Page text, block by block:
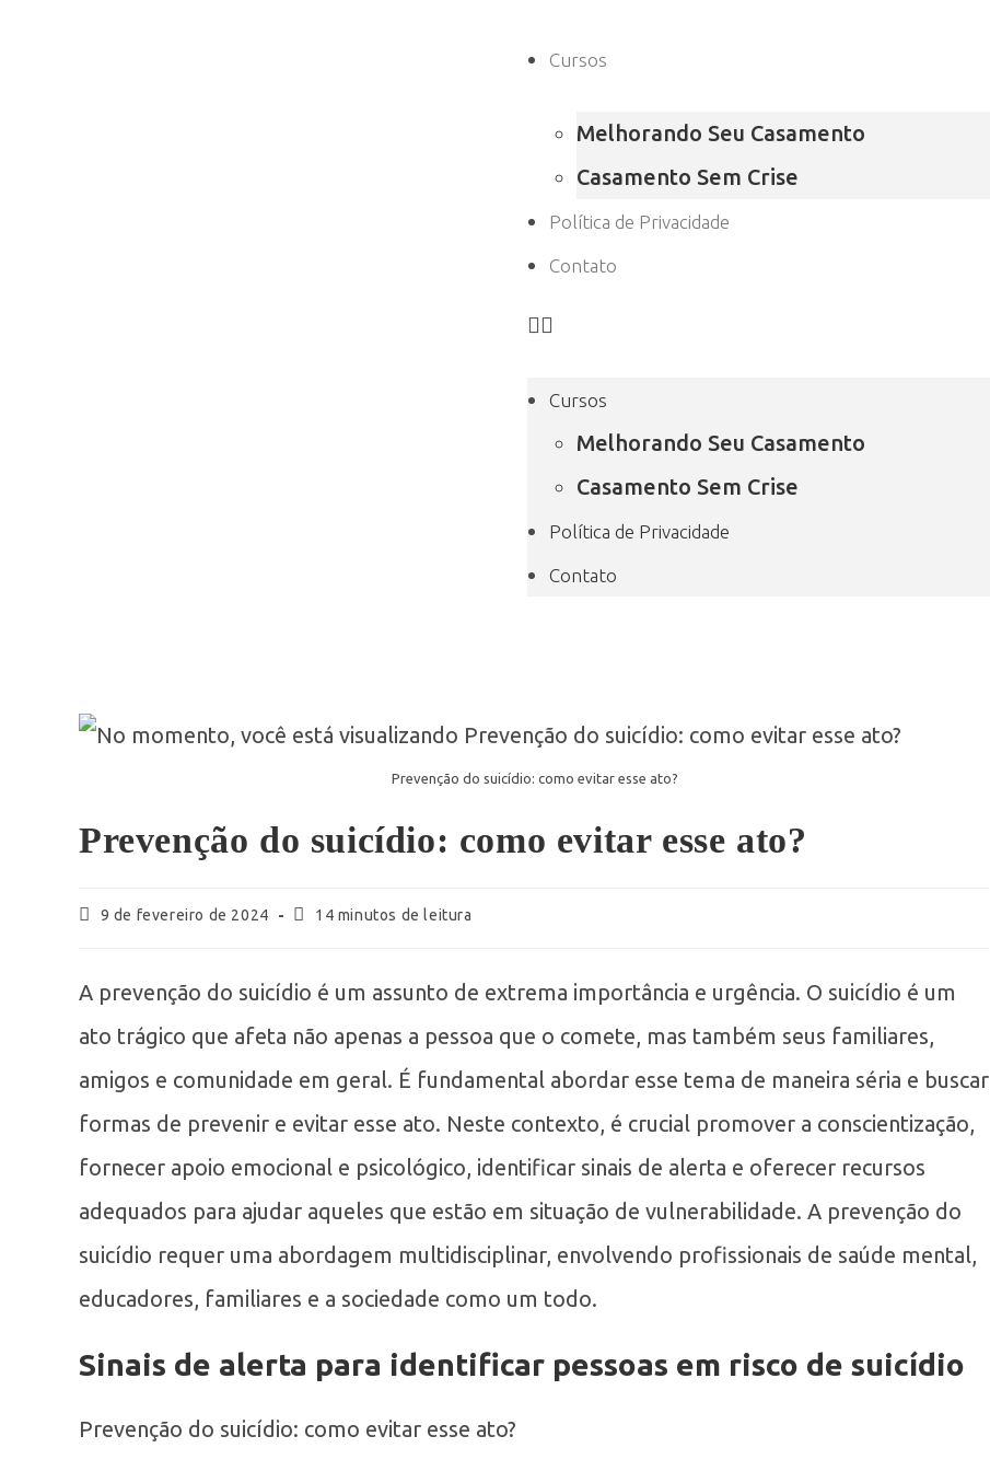
Cursos
Melhorando Seu Casamento
Casamento Sem Crise
Política de Privacidade
Contato
Cursos
Melhorando Seu Casamento
Casamento Sem Crise
Política de Privacidade
Contato
Prevenção do suicídio: como evitar esse ato?
Prevenção do suicídio: como evitar esse ato?
9 de fevereiro de 2024 14 minutos de leitura
A prevenção do suicídio é um assunto de extrema importância e urgência. O suicídio é um
ato trágico que afeta não apenas a pessoa que o comete, mas também seus familiares,
amigos e comunidade em geral. É fundamental abordar esse tema de maneira séria e buscar
formas de prevenir e evitar esse ato. Neste contexto, é crucial promover a conscientização,
fornecer apoio emocional e psicológico, identificar sinais de alerta e oferecer recursos
adequados para ajudar aqueles que estão em situação de vulnerabilidade. A prevenção do
suicídio requer uma abordagem multidisciplinar, envolvendo profissionais de saúde mental,
educadores, familiares e a sociedade como um todo.
Sinais de alerta para identificar pessoas em risco de suicídio
Prevenção do suicídio: como evitar esse ato?